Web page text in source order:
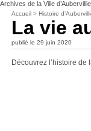
Archives de la Ville
Accueil >Histoire
La vie
publié le 29 juin 2020
Découvrez l’histoire